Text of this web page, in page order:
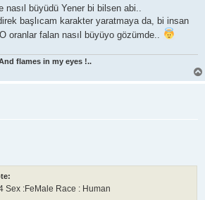
nasıl büyüdü Yener bi bilsen abi..
başlıcam karakter yaratmaya da, bi insan
oranlar falan nasıl büyüyo gözümde..
flames in my eyes !..
Sex :FeMale Race : Human